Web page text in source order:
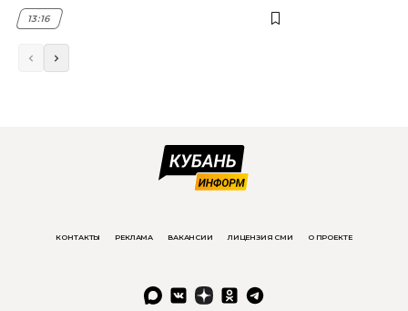
13:16
КОНТАКТЫ РЕКЛАМА ВАКАНСИИ ЛИЦЕНЗИЯ СМИ О ПРОЕКТЕ